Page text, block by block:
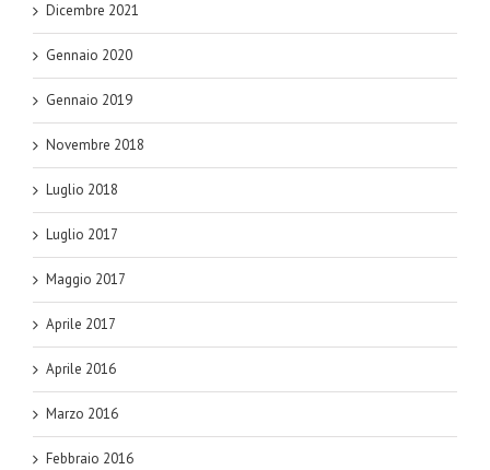
Dicembre 2021
Gennaio 2020
Gennaio 2019
Novembre 2018
Luglio 2018
Luglio 2017
Maggio 2017
Aprile 2017
Aprile 2016
Marzo 2016
Febbraio 2016